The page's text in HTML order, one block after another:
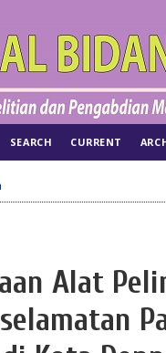
SEARCH CURRENT
Alat